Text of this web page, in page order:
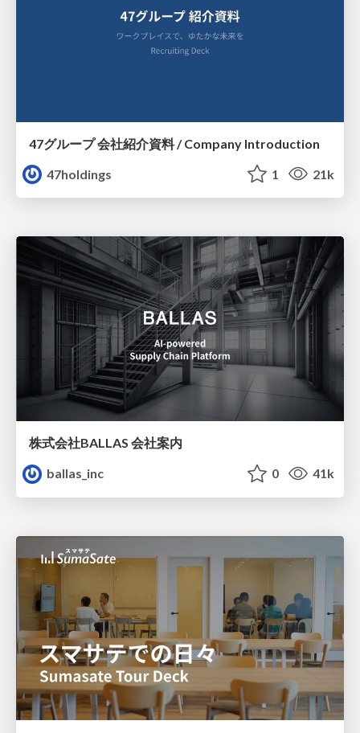
47グループ 会社紹介資料 / Company Introduction
47holdings
1 21k
株式会社BALLAS 会社案内
ballas_inc
0 41k